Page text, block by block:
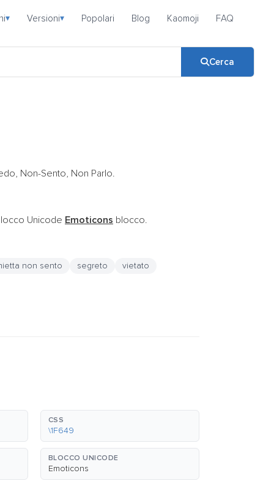
▾ Versioni▾ Popolari Blog Kaomoji FAQ
Cerca
Non-Sento, Non Parlo.
Unicode Emoticons blocco.
non sento segreto vietato
CSS
\1F649
BLOCCO UNICODE
Emoticons